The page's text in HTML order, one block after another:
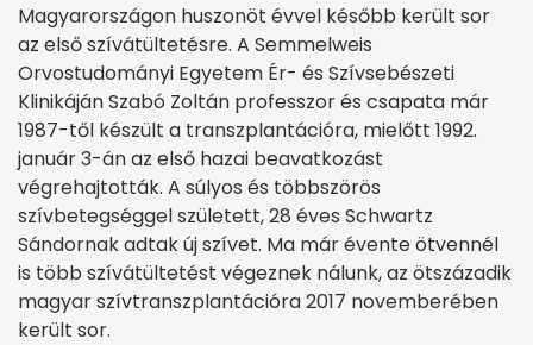
Magyarországon huszonöt évvel később került sor
az első szívátültetésre. A Semmelweis
Orvostudományi Egyetem Ér- és Szívsebészeti
Klinikáján Szabó Zoltán professzor és csapata már
1987-től készült a transzplantációra, mielőtt 1992.
január 3-án az első hazai beavatkozást
végrehajtották. A súlyos és többszörös
szívbetegséggel született, 28 éves Schwartz
Sándornak adtak új szívet. Ma már évente ötvennél
is több szívátültetést végeznek nálunk, az ötszázadik
magyar szívtranszplantációra 2017 novemberében
került sor.